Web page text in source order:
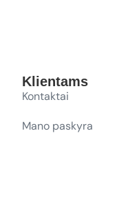
Klientams
Kontaktai
Mano paskyra